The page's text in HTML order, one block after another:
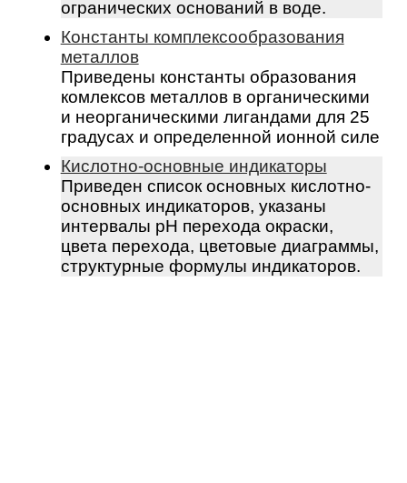
огранических оснований в воде.
Константы комплексообразования
металлов
Приведены константы образования
комлексов металлов в органическими
и неорганическими лигандами для 25
градусах и определенной ионной силе
Кислотно-основные индикаторы
Приведен список основных кислотно-
основных индикаторов, указаны
интервалы pH перехода окраски,
цвета перехода, цветовые диаграммы,
структурные формулы индикаторов.